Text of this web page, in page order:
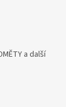
a další